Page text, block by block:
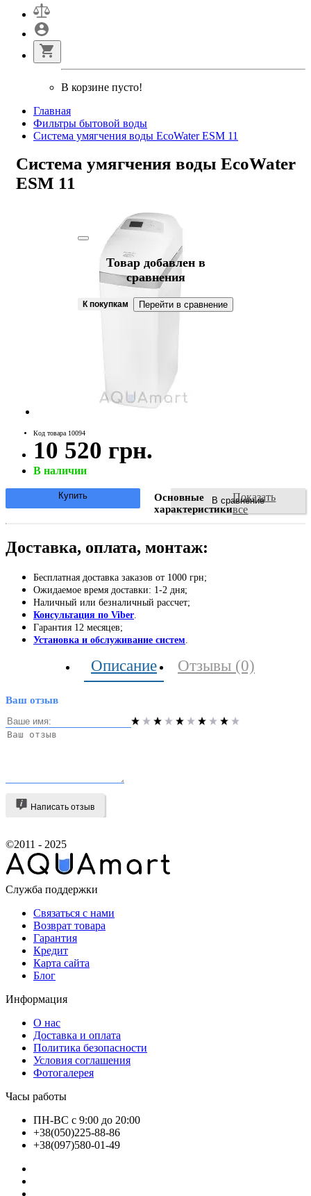
В корзине пусто!
Главная
Фильтры бытовой воды
Система умягчения воды EcoWater ESM 11
Система умягчения воды EcoWater
ESM 11
Код товара 10094
10 520 грн.
В наличии
В сравнение
Купить
Основные
характеристики
Показать
все
Доставка, оплата, монтаж:
Бесплатная доставка заказов от 1000 грн;
Ожидаемое время доставки: 1-2 дня;
Наличный или безналичный рассчет;
Консультация по Viber
Гарантия 12 месяцев;
Установка и обслуживание систем
Описание Отзывы (0)
Ваш отзыв
Написать отзыв
©2011 - 2025
Служба поддержки
Связаться с нами
Возврат товара
Гарантия
Кредит
Карта сайта
Блог
Информация
О нас
Доставка и оплата
Политика безопасности
Условия соглашения
Фотогалерея
Часы работы
ПН-ВС с 9:00 до 20:00
+38(050)225-88-86
+38(097)580-01-49
Товар добавлен в
сравнения
К покупкам Перейти в сравнение